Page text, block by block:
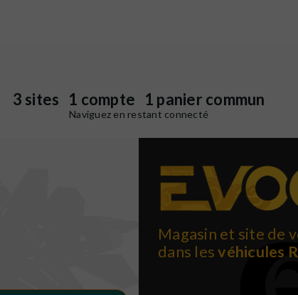
3 sites 1 compte 1 panier commun
Naviguez en restant connecté
Magasin et site de
dans lesvéhicules